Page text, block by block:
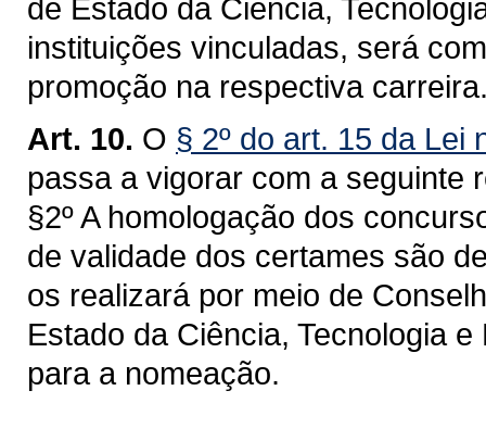
de Estado da Ciência,
instituições vinculadas, será
promoção na respectiva
Art. 10. O § 2º do art. 15 da Lei
passa a vigorar com a seguinte
§2º A homologação dos
de validade dos certames são
os realizará por meio de
Estado da Ciência, Tecnologia
para a nomeação.